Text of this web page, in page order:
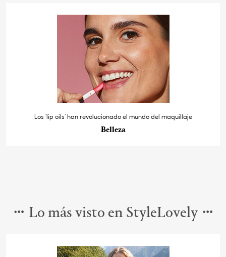
Los ‘lip oils’ han revolucionado el mundo del maquillaje
Belleza
Lo más visto en StyleLovely